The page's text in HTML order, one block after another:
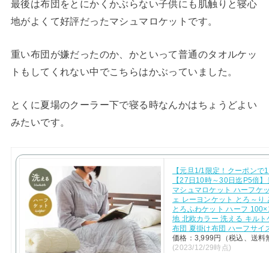
最後は布団をとにかくかぶらない子供にも肌触りと寝心
地がよくて好評だったマシュマロケットです。
重い布団が嫌だったのか、かといって普通のタオルケッ
トもしてくれない中でこちらはかぶっていました。
とくに夏場のクーラー下で寝る時なんかはちょうどよい
みたいです。
【元旦1/1限定！クーポンで
【27日10時～30日迄P5倍
マシュマロケット ハーフケ
ェ レーヨンケット とろ～り
とろふわケット ハーフ
地 北欧カラー 洗える キルト
布団 夏掛け布団 ハーフサイ
価格：3,999円（税込、送料
(2023/12/29時点)